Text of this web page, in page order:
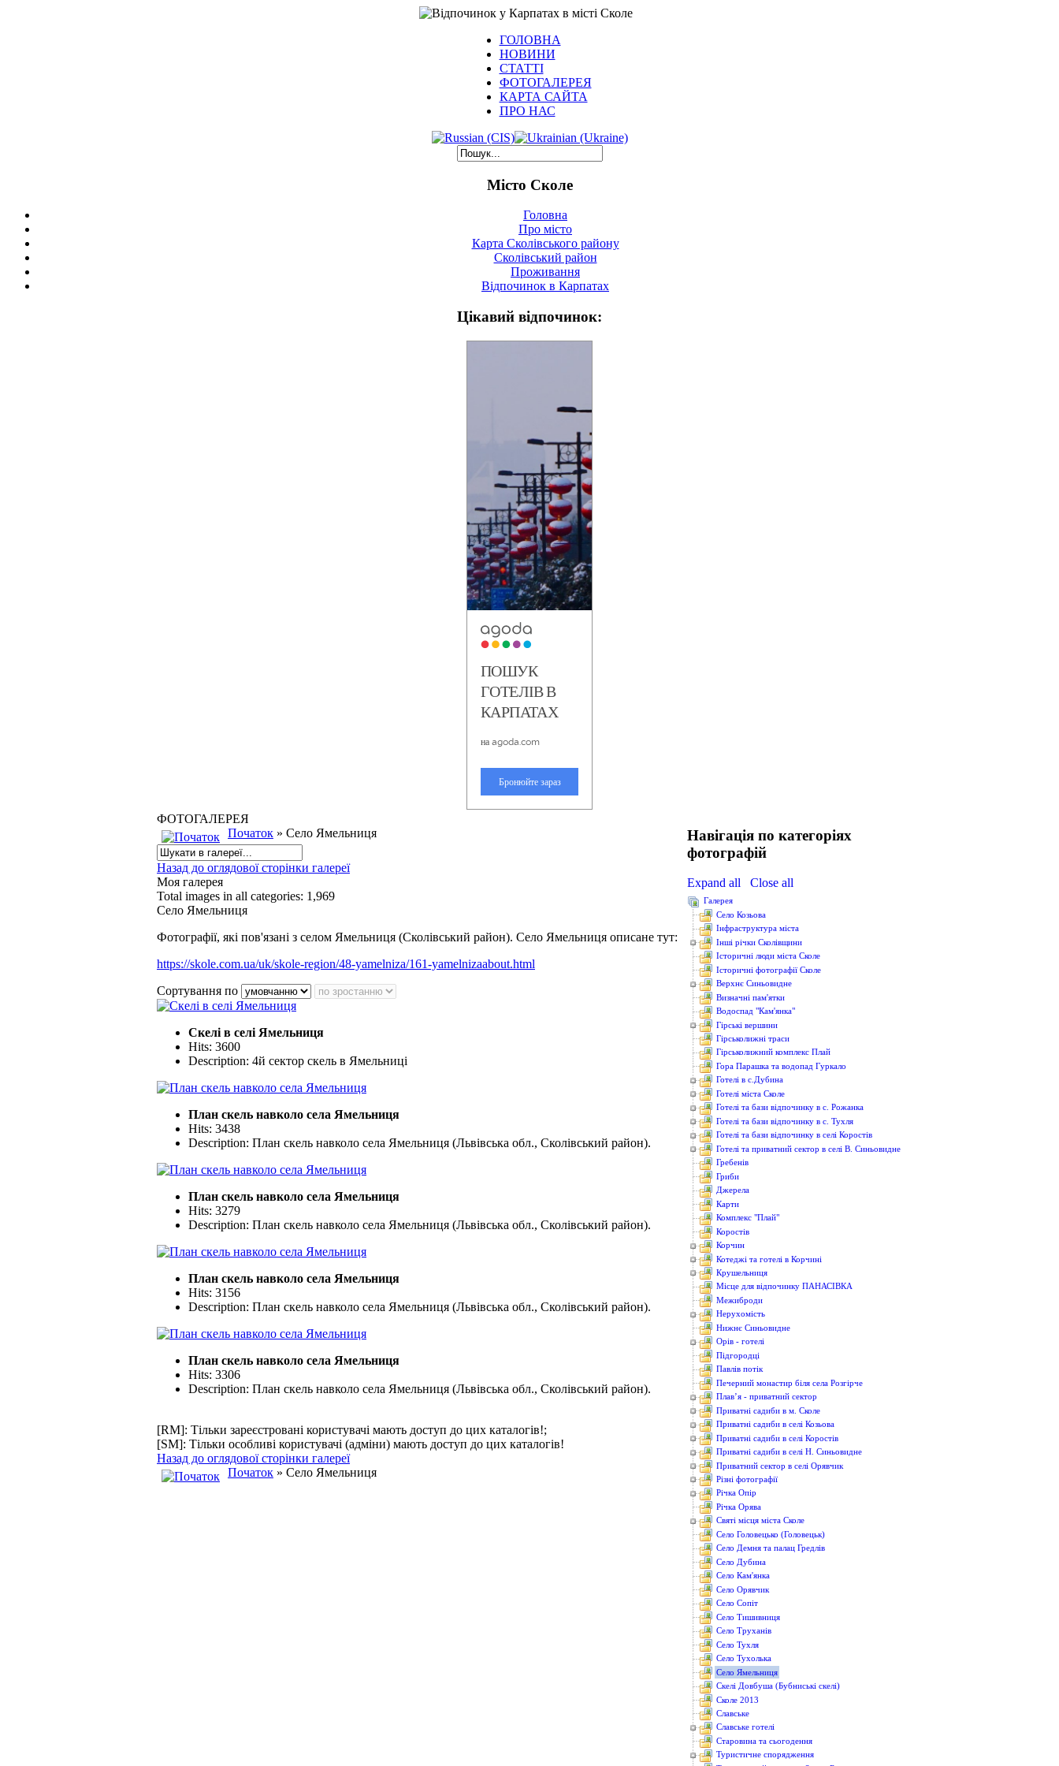
ГОЛОВНА
НОВИНИ
СТАТТІ
ФОТОГАЛЕРЕЯ
КАРТА САЙТА
ПРО НАС
Місто Сколе
Головна
Про місто
Карта Сколівського району
Сколівський район
Проживання
Відпочинок в Карпатах
Цікавий відпочинок:
ФОТОГАЛЕРЕЯ
Початок » Село Ямельниця
Назад до оглядової сторінки галереї
Моя галерея
Total images in all categories: 1,969
Село Ямельниця
Фотографії, які пов'язані з селом Ямельниця (Сколівський район). Село Ямельниця описане тут:
https://skole.com.ua/uk/skole-region/48-yamelniza/161-yamelnizaabout.html
Сортування по
Скелі в селі Ямельниця
Hits: 3600
Description: 4й сектор скель в Ямельниці
План скель навколо села Ямельниця
Hits: 3438
Description: План скель навколо села Ямельниця (Львівська обл., Сколівський район).
План скель навколо села Ямельниця
Hits: 3279
Description: План скель навколо села Ямельниця (Львівська обл., Сколівський район).
План скель навколо села Ямельниця
Hits: 3156
Description: План скель навколо села Ямельниця (Львівська обл., Сколівський район).
План скель навколо села Ямельниця
Hits: 3306
Description: План скель навколо села Ямельниця (Львівська обл., Сколівський район).
[RM]: Тільки зареєстровані користувачі мають доступ до цих каталогів!;
[SM]: Тільки особливі користувачі (адміни) мають доступ до цих каталогів!
Назад до оглядової сторінки галереї
Початок » Село Ямельниця
Навігація по категоріях
фотографій
Expand all Close all
Галерея
Cело Козьова
Інфраструктура міста
Інші річки Сколівщини
Історичні люди міста Сколе
Історичні фотографії Сколе
Верхнє Синьовидне
Визначні пам'ятки
Водоcпад "Кам'янка"
Гірські вершини
Гірськолижні траси
Гірськолижний комплекс Плай
Гора Парашка та водопад Гуркало
Готелі в с.Дубина
Готелі міста Сколе
Готелі та бази відпочинку в с. Рожанка
Готелі та бази відпочинку в с. Тухля
Готелі та бази відпочинку в селі Коростів
Готелі та приватний сектор в селі В. Синьовидне
Гребенів
Гриби
Джерела
Карти
Комплекс "Плай"
Коростів
Корчин
Котеджі та готелі в Корчині
Крушельниця
Місце для відпочинку ПАНАСІВКА
Межиброди
Нерухомість
Нижнє Синьовидне
Орів - готелі
Підгородці
Павлів потік
Печерний монастир біля села Розгірче
Плав’я - приватний сектор
Приватні садиби в м. Сколе
Приватні садиби в селі Козьова
Приватні садиби в селі Коростів
Приватні садиби в селі Н. Синьовидне
Приватний сектор в селі Орявчик
Різні фотографії
Річка Опір
Річка Орява
Святі місця міста Сколе
Село Головецько (Головецьк)
Село Демня та палац Гредлів
Село Дубина
Село Кам'янка
Село Орявчик
Село Сопіт
Село Тишивниця
Село Труханів
Село Тухля
Село Тухолька
Село Ямельниця
Скелі Довбуша (Бубниські скелі)
Сколе 2013
Славське
Славське готелі
Старовина та сьогодення
Туристичне спорядження